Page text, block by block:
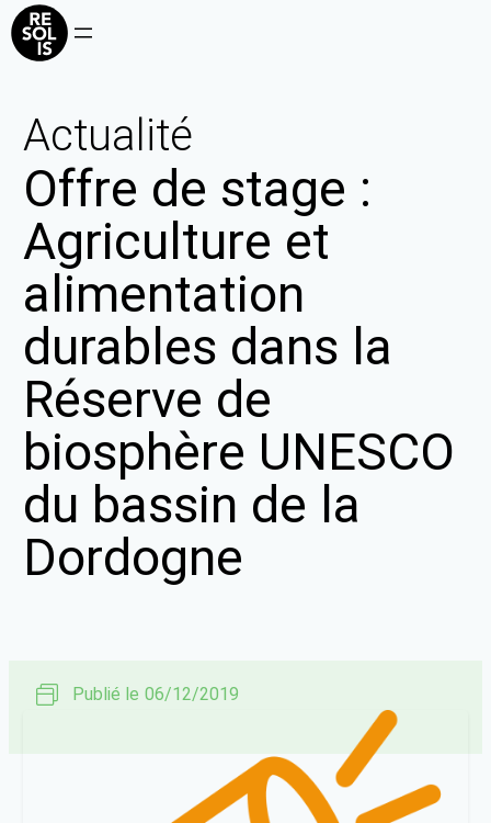
Actualité
Offre de stage :
Agriculture et
alimentation
durables dans la
Réserve de
biosphère UNESCO
du bassin de la
Dordogne
Publié le 06/12/2019